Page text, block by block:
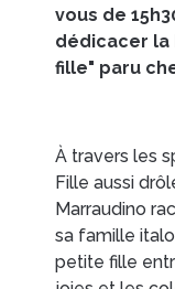
COUPS DE
EN IMAGES
vous de
dédicacer la
fille" paru
À travers les
Fille aussi
Marraudino
sa famille
petite fille